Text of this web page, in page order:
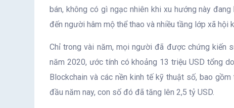
bán, không có gì ngạc nhiên khi xu hướng này
đến người hâm mộ thể thao và nhiều tầng lớp xã hội
Chỉ trong vài năm, mọi người đã được chứng kiến
năm 2020, ước tính có khoảng 13 triệu USD tổng
Blockchain và các nền kinh tế kỹ thuật số, bao
đầu năm nay, con số đó đã tăng lên 2,5 tỷ USD.